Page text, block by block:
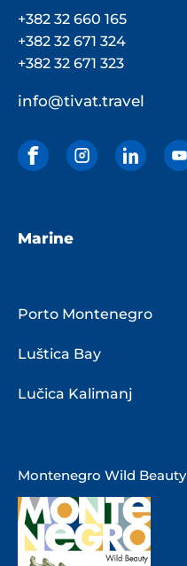
+382 32 660 165
+382 32 671 324
+382 32 671 323
info@tivat.travel
Marine
Porto Montenegro
Luštica Bay
Lučica Kalimanj
Montenegro Wild Beauty